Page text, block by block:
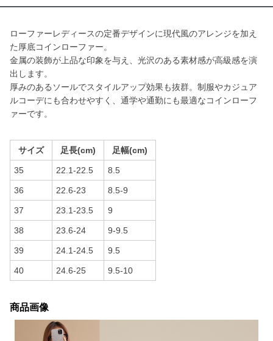
ローファーレディースの定番デザインに現代風のアレンジを加え
た厚底コインローファー。
金属の装飾が上品な印象を与え、光沢のある素材感が高級感を演
出します。
厚みのあるソールでスタイルアップ効果も抜群。制服やカジュア
ルコーデにも合わせやすく、通学や通勤にも最適なコインローフ
ァーです。
サイズ 足長(cm) 足幅(cm)
35 22.1-22.5 8.5
36 22.6-23 8.5-9
37 23.1-23.5 9
38 23.6-24 9-9.5
39 24.1-24.5 9.5
40 24.6-25 9.5-10
商品画像